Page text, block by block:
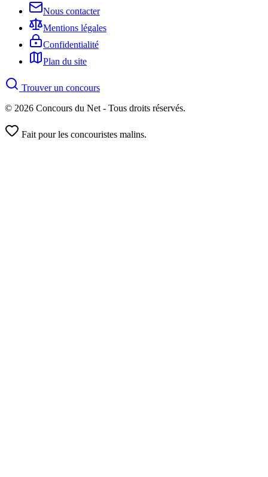
Nous contacter
Mentions légales
Confidentialité
Plan du site
Trouver un concours
© 2026 Concours du Net - Tous droits réservés.
Fait pour les concouristes malins.